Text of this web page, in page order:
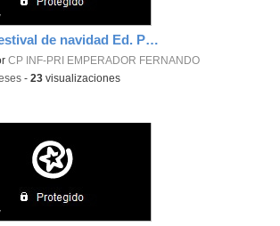
Vídeo festival de navidad Ed. Primaria 5ºA y 5ºB
CP INF-PRI EMPERADOR FERNANDO
-23 visualizaciones